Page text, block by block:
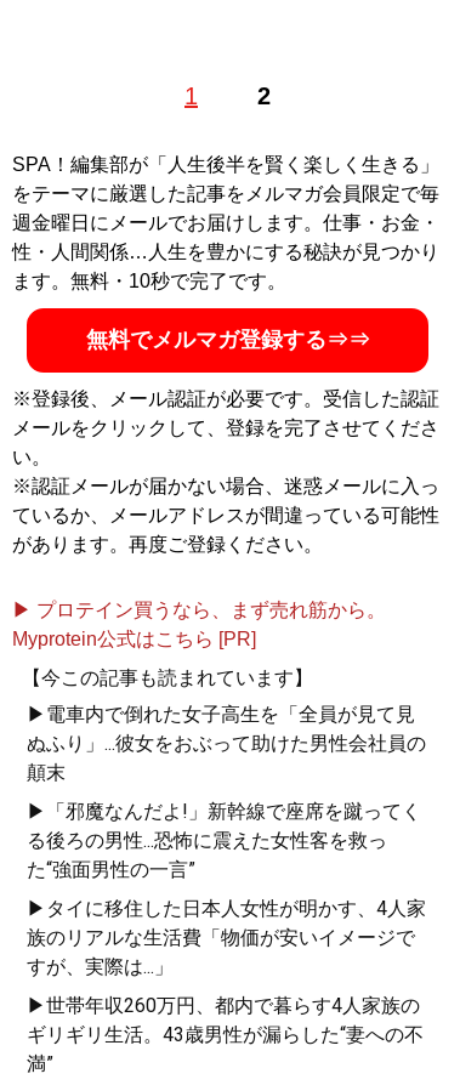
1 2
ター。現在はタイと日本を往復し、夜の街やタイに住む
ジアの日本人キャバクラに潜入就職した著書『底辺キャ
バ嬢、アジアでナンバー1になる』（イーストプレス）
が発売中。X（旧Twitter）：＠ayumikawano
記事一覧へ
SPA！編集部が「人生後半を賢く楽しく生きる」
をテーマに厳選した記事をメルマガ会員限定で毎
週金曜日にメールでお届けします。仕事・お金・
性・人間関係…人生を豊かにする秘訣が見つかり
ます。無料・10秒で完了です。
無料でメルマガ登録する⇒⇒
※登録後、メール認証が必要です。受信した認証
メールをクリックして、登録を完了させてくださ
い。
※認証メールが届かない場合、迷惑メールに入っ
ているか、メールアドレスが間違っている可能性
があります。再度ご登録ください。
▶ プロテイン買うなら、まず売れ筋から。
Myprotein公式はこちら [PR]
【今この記事も読まれています】
▶電車内で倒れた女子高生を「全員が見て見
ぬふり」...彼女をおぶって助けた男性会社員の
顛末
▶「邪魔なんだよ!」新幹線で座席を蹴ってく
る後ろの男性...恐怖に震えた女性客を救っ
た“強面男性の一言”
▶タイに移住した日本人女性が明かす、4人家
族のリアルな生活費「物価が安いイメージで
すが、実際は...」
▶世帯年収260万円、都内で暮らす4人家族の
ギリギリ生活。43歳男性が漏らした“妻への不
満”